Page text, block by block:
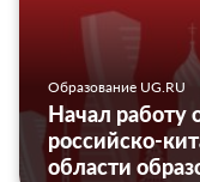
Образование UG.RU
Начал работу
российско-
области